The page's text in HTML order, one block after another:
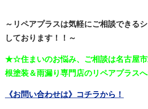
～リペアプラスは気軽にご相談できる
しております！！～
★☆住まいのお悩み、ご相談は名古屋
根塗装＆雨漏り専門店のリペアプラス
《お問い合わせは》コチラから！